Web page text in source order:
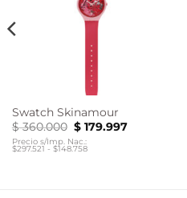
Swatch Skinamour
$360.000 El
precio
original
$179.997El
Precio s/Imp. Nac.:
$297.521 - $148.758